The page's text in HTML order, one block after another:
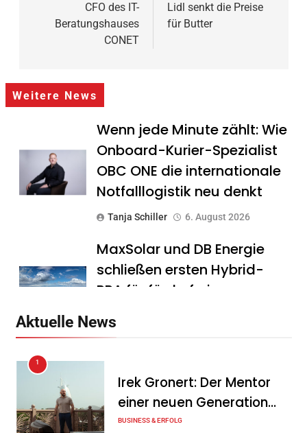
CFO des IT-
Beratungshauses
CONET
Lidl senkt die Preise
für Butter
Weitere News
Wenn jede Minute zählt: Wie
Onboard-Kurier-Spezialist
OBC ONE die internationale
Notfalllogistik neu denkt
Tanja Schiller 6. August 2026
MaxSolar und DB Energie
schließen ersten Hybrid-
PPA für förderfreie
Tanja Schiller
Geschäftsverlauf im
zweiten Quartal
Aktuelle News
1
Irek Gronert: Der Mentor
einer neuen Generation
von Unternehmern
BUSINESS & ERFOLG